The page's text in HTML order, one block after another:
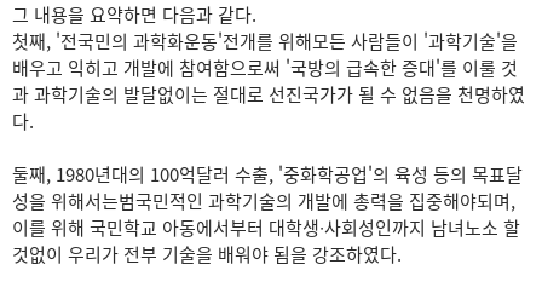
그 내용을 요약하면 다음과 같다.
첫째, '전국민의 과학화운동'전개를 위해모든 사람들이 '과학기술'을
배우고 익히고 개발에 참여함으로써 '국방의 급속한 증대'를 이룰 것
과 과학기술의 발달없이는 절대로 선진국가가 될 수 없음을 천명하였
다.
둘째, 1980년대의 100억달러 수출, '중화학공업'의 육성 등의 목표달
성을 위해서는범국민적인 과학기술의 개발에 총력을 집중해야되며,
이를 위해 국민학교 아동에서부터 대학생∙사회성인까지 남녀노소 할
것없이 우리가 전부 기술을 배워야 됨을 강조하였다.